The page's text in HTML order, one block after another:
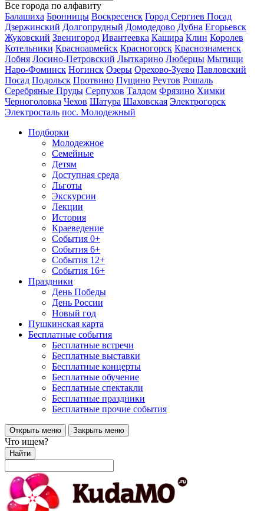
Все города по алфавиту
Балашиха Бронницы Воскресенск Город Сергиев Посад
Дзержинский Долгопрудный Домодедово Дубна Егорьевск
Жуковский Звенигород Ивантеевка Кашира Клин Королев
Котельники Красноармейск Красногорск Краснознаменск
Лобня Лосино-Петровский Лыткарино Люберцы Мытищи
Наро-Фоминск Ногинск Озеры Орехово-Зуево Павловский
Посад Подольск Протвино Пущино Реутов Рошаль
Серебряные Пруды Серпухов Талдом Фрязино Химки
Черноголовка Чехов Шатура Шаховская Электрогорск
Электросталь пос. Молодежный
Подборки
Молодежное
Семейные
Детям
Доступная среда
Льготы
Экскурсии
Лекции
История
Краеведение
События 0+
События 6+
События 12+
События 16+
Праздники
День Победы
День России
Новый год
Пушкинская карта
Бесплатные события
Бесплатные встречи
Бесплатные выставки
Бесплатные концерты
Бесплатные обучение
Бесплатные спектакли
Бесплатные праздники
Бесплатные прочие события
Открыть меню Закрыть меню
Что ищем?
Найти